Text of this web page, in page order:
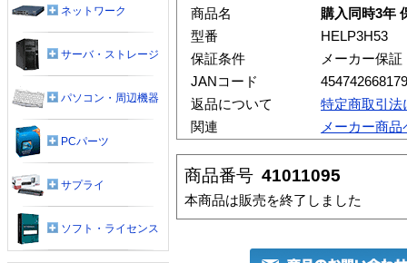
商品名
購入同時3年
型番
HELP3H53
保証条件
メーカー保証
JANコード
返品について
特定商取引法
関連
メーカー商品
商品番号 41011095
本商品は販売を終了しました
ネットワーク
サーバ・ストレージ
パソコン・周辺機器
PCパーツ
サプライ
ソフト・ライセンス